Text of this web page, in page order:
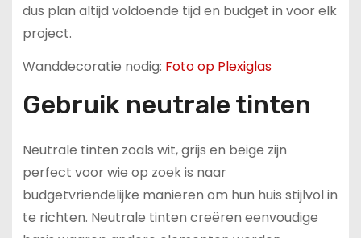
dus plan altijd voldoende tijd en budget in voor elk
project.
Wanddecoratie nodig: Foto op Plexiglas
Gebruik neutrale tinten
Neutrale tinten zoals wit, grijs en beige zijn
perfect voor wie op zoek is naar
budgetvriendelijke manieren om hun huis stijlvol in
te richten. Neutrale tinten creëren eenvoudige